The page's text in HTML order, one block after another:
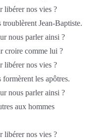
libérer nos vies ?
Jean-Baptiste.
nous parler ainsi ?
croire comme lui ?
libérer nos vies ?
les apôtres.
nous parler ainsi ?
aux hommes
libérer nos vies ?